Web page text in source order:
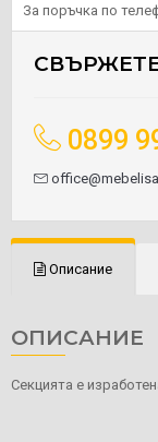
За поръчка по
0899
Описание
ОПИСАНИЕ
Секцията е